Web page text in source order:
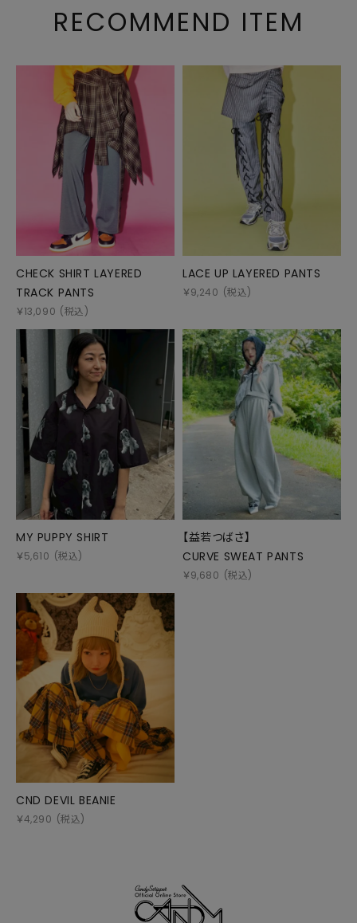
RECOMMEND ITEM
CHECK SHIRT LAYERED
TRACK PANTS
￥13,090 (税込)
LACE UP LAYERED PANTS
￥9,240 (税込)
MY PUPPY SHIRT
￥5,610 (税込)
【益若つばさ】
CURVE SWEAT PANTS
￥9,680 (税込)
CND DEVIL BEANIE
￥4,290 (税込)